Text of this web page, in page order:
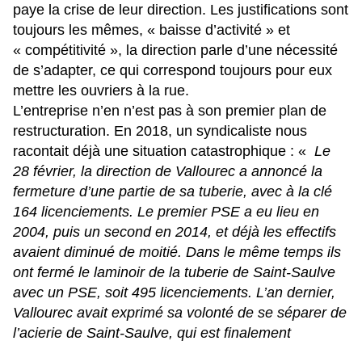
paye la crise de leur direction. Les justifications sont
toujours les mêmes, « baisse d’activité » et
« compétitivité », la direction parle d’une nécessité
de s’adapter, ce qui correspond toujours pour eux
mettre les ouvriers à la rue.
L’entreprise n’en n’est pas à son premier plan de
restructuration. En 2018, un syndicaliste nous
racontait déjà une situation catastrophique : « Le
28 février, la direction de Vallourec a annoncé la
fermeture d’une partie de sa tuberie, avec à la clé
164 licenciements. Le premier PSE a eu lieu en
2004, puis un second en 2014, et déjà les effectifs
avaient diminué de moitié. Dans le même temps ils
ont fermé le laminoir de la tuberie de Saint-Saulve
avec un PSE, soit 495 licenciements. L’an dernier,
Vallourec avait exprimé sa volonté de se séparer de
l’acierie de Saint-Saulve, qui est finalement